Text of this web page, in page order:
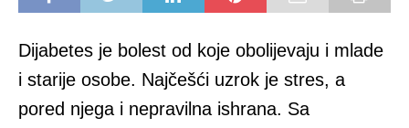
Dijabetes je bolest od koje obolijevaju i mlade
i starije osobe. Najčešći uzrok je stres, a
pored njega i nepravilna ishrana. Sa